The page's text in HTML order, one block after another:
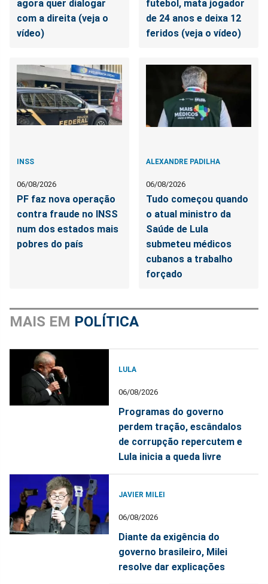
agora quer dialogar
com a direita (veja o
vídeo)
futebol, mata jogador
de 24 anos e deixa 12
feridos (veja o vídeo)
INSS
06/08/2026
PF faz nova operação
contra fraude no INSS
num dos estados mais
pobres do país
ALEXANDRE PADILHA
06/08/2026
Tudo começou quando
o atual ministro da
Saúde de Lula
submeteu médicos
cubanos a trabalho
forçado
MAIS EM POLÍTICA
LULA
06/08/2026
Programas do governo
perdem tração, escândalos
de corrupção repercutem e
Lula inicia a queda livre
JAVIER MILEI
06/08/2026
Diante da exigência do
governo brasileiro, Milei
resolve dar explicações